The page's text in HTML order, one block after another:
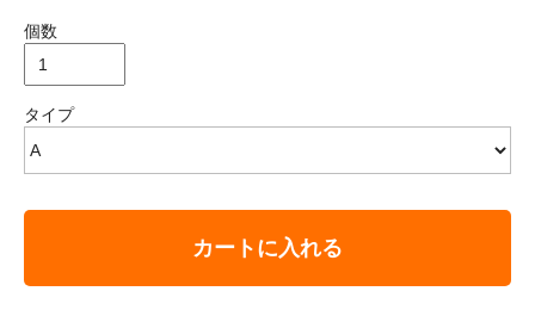
個数
タイプ
カートに入れる